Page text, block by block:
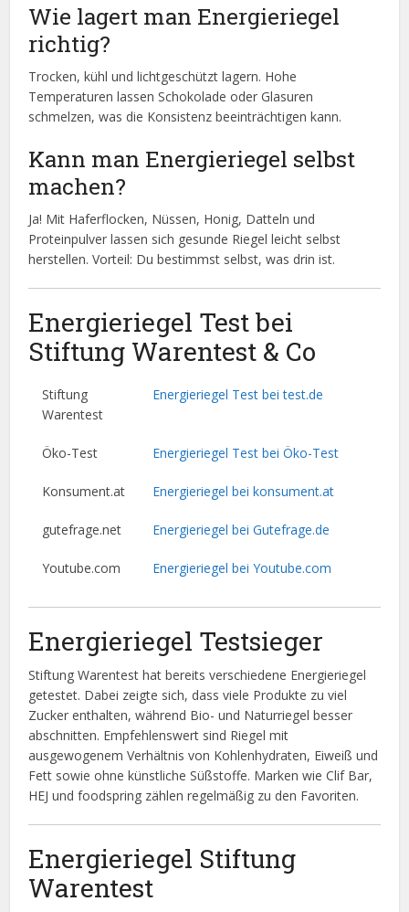
Wie lagert man Energieriegel
richtig?
Trocken, kühl und lichtgeschützt lagern. Hohe
Temperaturen lassen Schokolade oder Glasuren
schmelzen, was die Konsistenz beeinträchtigen kann.
Kann man Energieriegel selbst
machen?
Ja! Mit Haferflocken, Nüssen, Honig, Datteln und
Proteinpulver lassen sich gesunde Riegel leicht selbst
herstellen. Vorteil: Du bestimmst selbst, was drin ist.
Energieriegel Test bei
Stiftung Warentest & Co
Stiftung
Warentest
Energieriegel Test bei test.de
Öko-Test Energieriegel Test bei Öko-Test
Konsument.at Energieriegel bei konsument.at
gutefrage.net Energieriegel bei Gutefrage.de
Youtube.com Energieriegel bei Youtube.com
Energieriegel Testsieger
Stiftung Warentest hat bereits verschiedene Energieriegel
getestet. Dabei zeigte sich, dass viele Produkte zu viel
Zucker enthalten, während Bio- und Naturriegel besser
abschnitten. Empfehlenswert sind Riegel mit
ausgewogenem Verhältnis von Kohlenhydraten, Eiweiß und
Fett sowie ohne künstliche Süßstoffe. Marken wie Clif Bar,
HEJ und foodspring zählen regelmäßig zu den Favoriten.
Energieriegel Stiftung
Warentest